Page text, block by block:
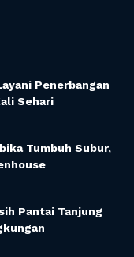
Penerbangan
Sehari
Tumbuh Subur,
Pantai Tanjung